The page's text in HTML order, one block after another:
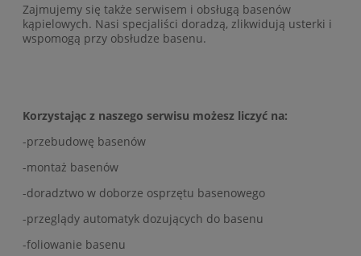
Zajmujemy się także serwisem i obsługą basenów
kąpielowych. Nasi specjaliści doradzą, zlikwidują usterki i
wspomogą przy obsłudze basenu.
Korzystając z naszego serwisu możesz liczyć na:
-przebudowę basenów
-montaż basenów
-doradztwo w doborze osprzętu basenowego
-przeglądy automatyk dozujących do basenu
-foliowanie basenu